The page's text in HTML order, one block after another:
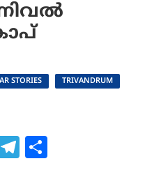
STORIES TRIVANDRUM
Telegram
Share